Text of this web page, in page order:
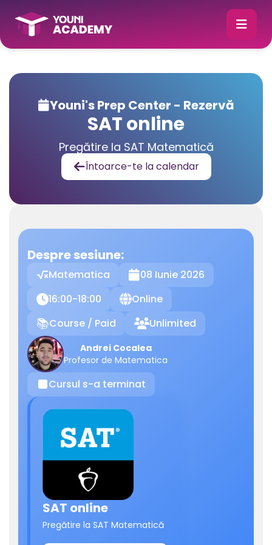
Youni's Prep Center - Rezervă
SAT online
Pregătire la SAT Matematică
Întoarce-te la calendar
SAT online
Pregătire la SAT Matematică
Despre sesiune:
Matematica 08 Iunie 2026
16:00-18:00 🌐Online
📚Course / Paid Unlimited
Andrei Cocalea
Profesor de Matematica
⏹Cursul s-a terminat